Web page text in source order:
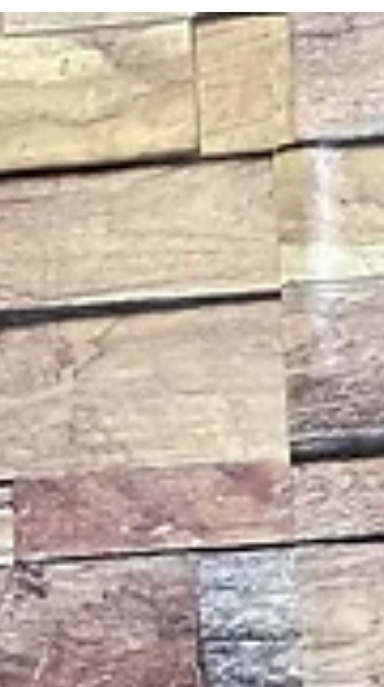
ル熊谷です🌟 【未使用、中古品】充電式工具 各
お買い取りさせて頂きました🛠 未使用のHikoki
のこ、充電器類、中古のインパクトドライバー、
充電器等💡 大型の物や、個数がある場合には出
買取もおこなっておりますのでお...